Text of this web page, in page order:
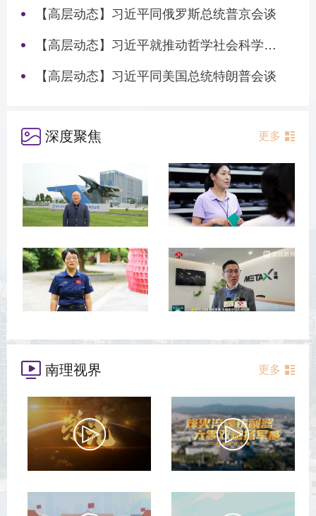
【高层动态】习近平同俄罗斯总统普京会谈
【高层动态】习近平就推动哲学社会科学高质量发展作出重要指示
【高层动态】习近平同美国总统特朗普会谈
深度聚焦 更多
南理视界 更多